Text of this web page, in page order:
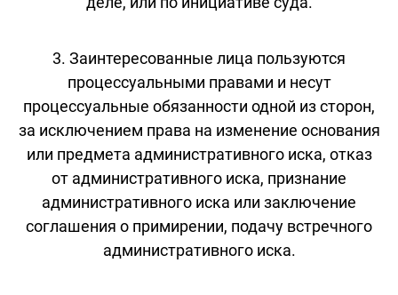
3. Заинтересованные лица пользуются
процессуальными правами и несут
процессуальные обязанности одной из сторон,
за исключением права на изменение основания
или предмета административного иска, отказ
от административного иска, признание
административного иска или заключение
соглашения о примирении, подачу встречного
административного иска.